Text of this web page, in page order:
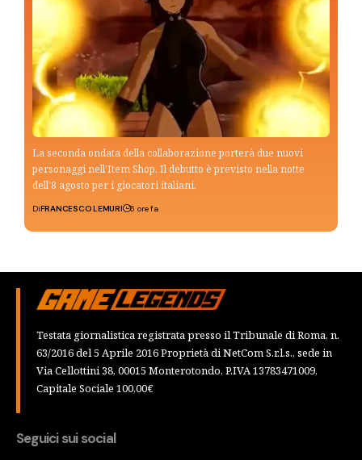
La seconda ondata della collaborazione porterà due nuovi
personaggi nell’Item Shop. Il debutto è previsto nella notte
dell’8 agosto per i giocatori italiani.
DiFRANCESCO LEMURI 6 ore fa
Testata giornalistica registrata presso il Tribunale di Roma, n.
63/2016 del 5 Aprile 2016 Proprietà di NetCom S.r.l.s., sede in
Via Cellottini 38, 00015 Monterotondo, P.IVA 13783471009,
Capitale Sociale 100,00€
Seguici sui social